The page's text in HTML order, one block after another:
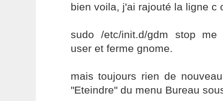
bien voila, j'ai rajouté la ligne c
sudo /etc/init.d/gdm stop
user et ferme gnome.
mais toujours rien de
"Eteindre" du menu Bureau